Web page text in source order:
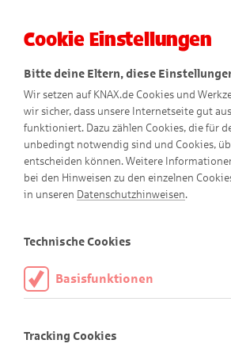
Zeichenkurs mit
Cookie Einstellungen
Bitte deine Eltern, diese
Wir setzen auf KNAX.de Cookies und
wir sicher, dass unsere Internetseite gut
funktioniert. Dazu zählen Cookies, die für
unbedingt notwendig sind und Cookies,
entscheiden können. Weitere
bei den Hinweisen zu den einzelnen
in unseren Datenschutzhinweisen.
Technische Cookies
Basisfunktionen
aktiviert sein.
Tracking Cookies